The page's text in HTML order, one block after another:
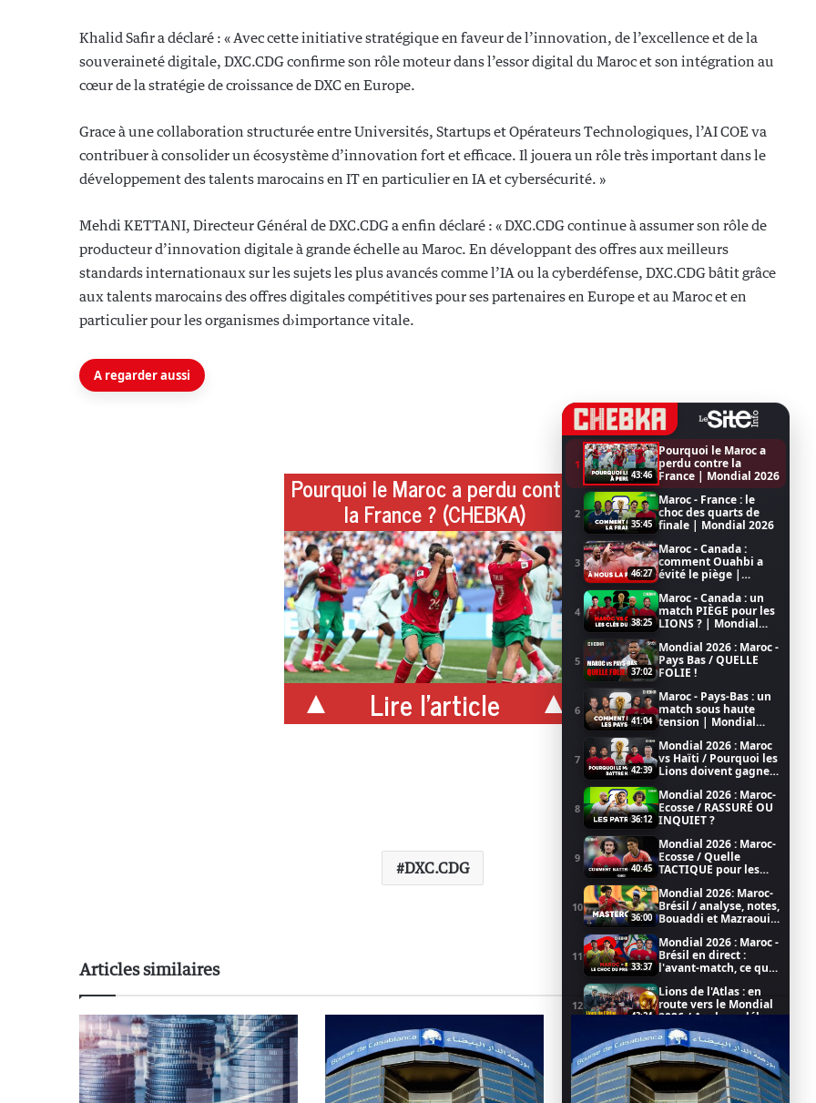
Khalid Safir a déclaré : « Avec cette initiative stratégique en faveur de l’innovation, de l’excellence et de la
souveraineté digitale, DXC.CDG confirme son rôle moteur dans l’essor digital du Maroc et son intégration au
cœur de la stratégie de croissance de DXC en Europe.
Grace à une collaboration structurée entre Universités, Startups et Opérateurs Technologiques, l’AI COE va
contribuer à consolider un écosystème d’innovation fort et efficace. Il jouera un rôle très important dans le
développement des talents marocains en IT en particulier en IA et cybersécurité. »
Mehdi KETTANI, Directeur Général de DXC.CDG a enfin déclaré : « DXC.CDG continue à assumer son rôle de
producteur d’innovation digitale à grande échelle au Maroc. En développant des offres aux meilleurs
standards internationaux sur les sujets les plus avancés comme l’IA ou la cyberdéfense, DXC.CDG bâtit grâce
aux talents marocains des offres digitales compétitives pour ses partenaires en Europe et au Maroc et en
particulier pour les organismes d›importance vitale.
A regarder aussi
1
43:46
Pourquoi le Maroc a
perdu contre la
France | Mondial 2026
2
35:45
Maroc - France : le
choc des quarts de
finale | Mondial 2026
3
46:27
Maroc - Canada :
comment Ouahbi a
évité le piège |
4
38:25
Maroc - Canada : un
match PIÈGE pour les
LIONS ? | Mondial
5
37:02
Mondial 2026 : Maroc -
Pays Bas / QUELLE
FOLIE !
6
41:04
Maroc - Pays-Bas : un
match sous haute
tension | Mondial
7
42:39
Mondial 2026 : Maroc
vs Haïti / Pourquoi les
Lions doivent gagner
la FIFA 2026
8
36:12
Mondial 2026 : Maroc-
Ecosse / RASSURÉ OU
INQUIET ?
9
40:45
Mondial 2026 : Maroc-
Ecosse / Quelle
TACTIQUE pour les
10
36:00
Mondial 2026: Maroc-
Brésil / analyse, notes,
Bouaddi et Mazraoui
11
33:37
Mondial 2026 : Maroc -
Brésil en direct :
l'avant-match, ce qu'il
LIVE)
12
43:24
Lions de l'Atlas : en
route vers le Mondial
2026 / Analyse, débat,
football dans CHEBKA
(1/2)
13
25:57
Achraf Hakimi, porte
bonheur du PSG pour
la Champions League
(CHEBKA 2/2)
PSG vs Arsenal :
Pourquoi le Maroc a perdu contre
la France ? (CHEBKA)
Lire l'article
DXC.CDG
Articles similaires